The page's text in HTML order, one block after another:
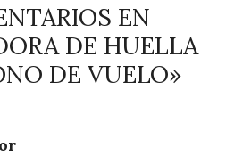
EN
DE HUELLA
DE VUELO»